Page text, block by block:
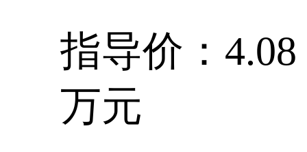
指导价：4.08
万元